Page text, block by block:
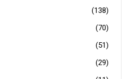
(138)
(70)
(51)
(29)